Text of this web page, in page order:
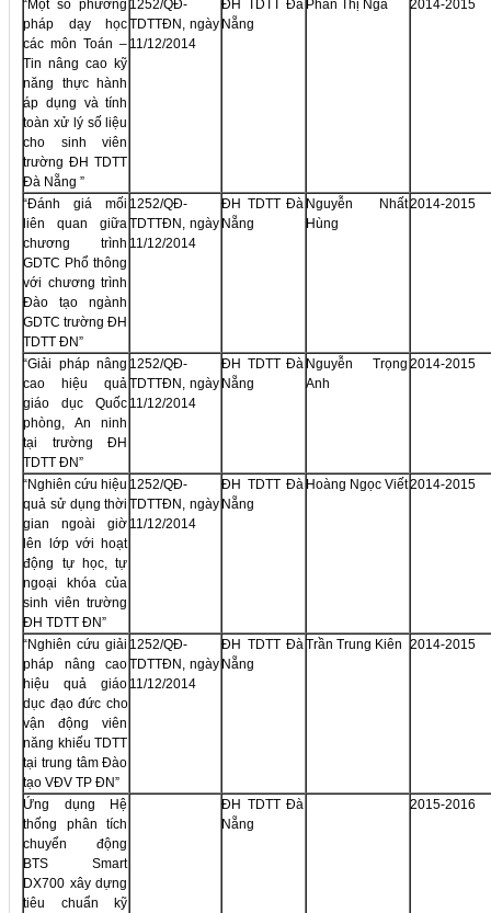
“Một số phương
pháp dạy học
các môn Toán –
Tin nâng cao kỹ
năng thực hành
áp dụng và tính
toàn xử lý số liệu
cho sinh viên
trường ĐH TDTT
Đà Nẵng ”
1252/QĐ-
TDTTĐN, ngày
11/12/2014
ĐH TDTT Đà
Nẵng
Phan Thị Ngà 2014-2015
“Đánh giá mối
liên quan giữa
chương trình
GDTC Phổ thông
với chương trình
Đào tạo ngành
GDTC trường ĐH
TDTT ĐN”
1252/QĐ-
TDTTĐN, ngày
11/12/2014
ĐH TDTT Đà
Nẵng
Nguyễn Nhất
Hùng
2014-2015
“Giải pháp nâng
cao hiệu quả
giáo dục Quốc
phòng, An ninh
tại trường ĐH
TDTT ĐN”
1252/QĐ-
TDTTĐN, ngày
11/12/2014
ĐH TDTT Đà
Nẵng
Nguyễn Trọng
Anh
2014-2015
“Nghiên cứu hiệu
quả sử dụng thời
gian ngoài giờ
lên lớp với hoạt
động tự học, tự
ngoại khóa của
sinh viên trường
ĐH TDTT ĐN”
1252/QĐ-
TDTTĐN, ngày
11/12/2014
ĐH TDTT Đà
Nẵng
Hoàng Ngọc Viết2014-2015
“Nghiên cứu giải
pháp nâng cao
hiệu quả giáo
dục đạo đức cho
vận động viên
năng khiếu TDTT
tại trung tâm Đào
tạo VĐV TP ĐN”
1252/QĐ-
TDTTĐN, ngày
11/12/2014
ĐH TDTT Đà
Nẵng
Trần Trung Kiên 2014-2015
Ứng dụng Hệ
thống phân tích
chuyển động
BTS Smart
DX700 xây dựng
tiêu chuẩn kỹ
ĐH TDTT Đà
Nẵng
2015-2016